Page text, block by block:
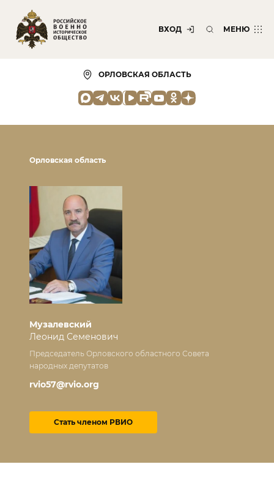
ВХОД МЕНЮ
ОРЛОВСКАЯ ОБЛАСТЬ
Орловская область
Музалевский
Леонид Семенович
Председатель Орловского областного Совета
народных депутатов
rvio57@rvio.org
Стать членом РВИО